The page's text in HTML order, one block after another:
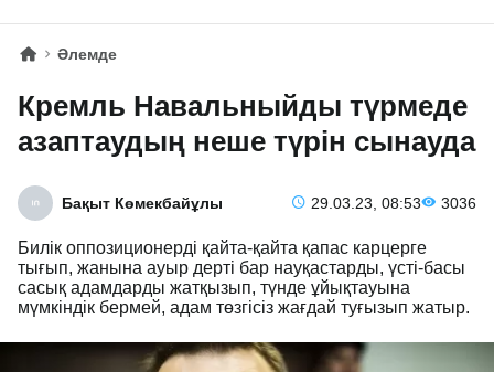
Әлемде
Кремль Навальныйды түрмеде
азаптаудың неше түрін сынауда
Бақыт Көмекбайұлы 29.03.23, 08:53 3036
Билік оппозиционерді қайта-қайта қапас карцерге
тығып, жанына ауыр дерті бар науқастарды, үсті-басы
сасық адамдарды жатқызып, түнде ұйықтауына
мүмкіндік бермей, адам төзгісіз жағдай туғызып жатыр.